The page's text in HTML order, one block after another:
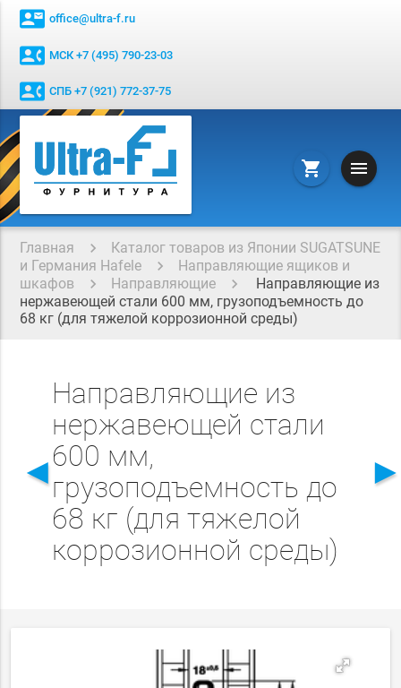
contact_mail office@ultra-f.ru
contact_phone МСК +7 (495) 790-23-03
contact_phone СПБ +7 (921) 772-37-75
shopping_cart menu
Главная
Каталог товаров из Японии SUGATSUNE
и Германия Hafele
Направляющие ящиков и
шкафов
Направляющие
Направляющие из
нержавеющей стали 600 мм, грузоподъемность до
68 кг (для тяжелой коррозионной среды)
◄
Направляющие из
нержавеющей стали
600 мм,
грузоподъемность до
68 кг (для тяжелой
коррозионной среды)